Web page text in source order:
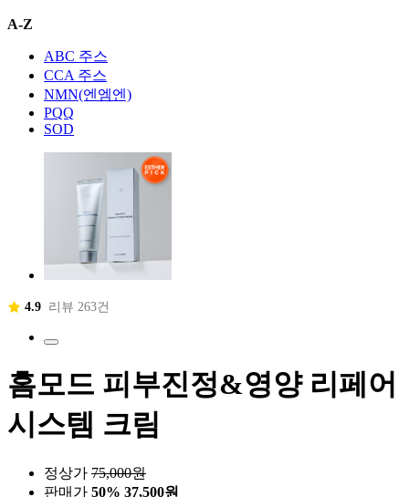
A-Z
ABC 주스
CCA 주스
NMN(엔엠엔)
PQQ
SOD
4.9 리뷰 263건
홈모드 피부진정&영양 리페어
시스템 크림
정상가 75,000원
판매가 50% 37,500원